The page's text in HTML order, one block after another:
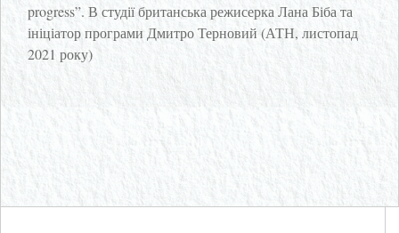
progress”. В студії британська режисерка Лана Біба та
ініціатор програми Дмитро Терновий (АТН, листопад
2021 року)